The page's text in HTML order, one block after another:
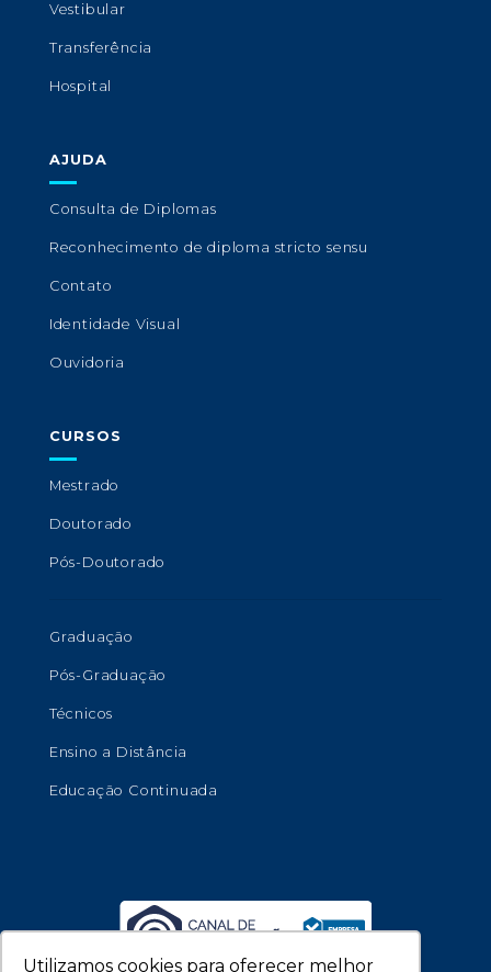
Utilizamos cookies para oferecer melhor
Vestibular
Transferência
Hospital
AJUDA
Consulta de Diplomas
Reconhecimento de diploma stricto sensu
Contato
Identidade Visual
Ouvidoria
CURSOS
Mestrado
Doutorado
Pós-Doutorado
Graduação
Pós-Graduação
Técnicos
Ensino a Distância
Educação Continuada